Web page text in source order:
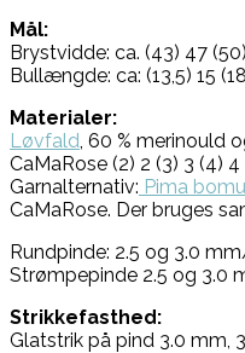
Mål:
Brystvidde: ca. (43) 47
Bullængde: ca: (13,5) 15
Materialer:
Løvfald , 60 % merinould
CaMaRose (2) 2 (3) 3 (4)
Garnalternativ: Pima
CaMaRose. Der bruges
Rundpinde: 2.5 og 3.0
Strømpepinde 2.5 og 3.0
Strikkefasthed:
Glatstrik på pind 3.0 mm,